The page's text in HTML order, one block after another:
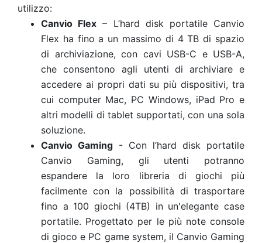
utilizzo:
Canvio Flex – L’hard disk portatile Canvio
Flex ha fino a un massimo di 4 TB di spazio
di archiviazione, con cavi USB-C e USB-A,
che consentono agli utenti di archiviare e
accedere ai propri dati su più dispositivi, tra
cui computer Mac, PC Windows, iPad Pro e
altri modelli di tablet supportati, con una sola
soluzione.
Canvio Gaming - Con l’hard disk portatile
Canvio Gaming, gli utenti potranno
espandere la loro libreria di giochi più
facilmente con la possibilità di trasportare
fino a 100 giochi (4TB) in un'elegante case
portatile. Progettato per le più note console
di gioco e PC game system, il Canvio Gaming